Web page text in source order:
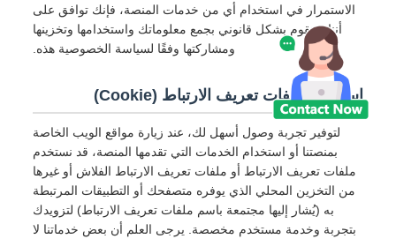
الاستمرار في استخدام أي من خدمات المنصة، فإنك توافق على
أننا سنقوم بشكل قانوني بجمع معلوماتك واستخدامها وتخزينها
ومشاركتها وفقًا لسياسة الخصوصية هذه.
استخدام ملفات تعريف الارتباط (Cookie)
لتوفير تجربة وصول أسهل لك، عند زيارة مواقع الويب الخاصة
بمنصتنا أو استخدام الخدمات التي تقدمها المنصة، قد نستخدم
ملفات تعريف الارتباط أو ملفات تعريف الارتباط الفلاش أو غيرها
من التخزين المحلي الذي يوفره متصفحك أو التطبيقات المرتبطة
به (يُشار إليها مجتمعة باسم ملفات تعريف الارتباط) لتزويدك
بتجربة وخدمة مستخدم مخصصة. يرجى العلم أن بعض خدماتنا لا